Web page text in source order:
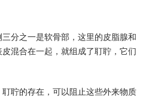
分之一是软骨部，这里的皮脂腺和
混合在一起，就组成了耵聍，它们
聍的存在，可以阻止这些外来物质